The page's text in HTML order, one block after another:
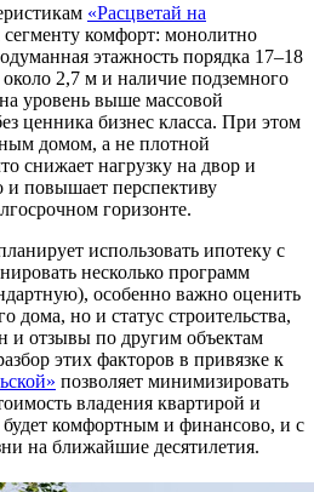
«Расцветай на
сегменту комфорт: монолитно
этажность порядка 17–18
2,7 м и наличие подземного
уровень выше массовой
ценника бизнес класса. При этом
домом, а не плотной
снижает нагрузку на двор и
и повышает перспективу
горизонте.
использовать ипотеку с
несколько программ
особенно важно оценить
дома, но и статус строительства,
и отзывы по другим объектам
этих факторов в привязке к
позволяет минимизировать
владения квартирой и
комфортным и финансово, и с
на ближайшие десятилетия.